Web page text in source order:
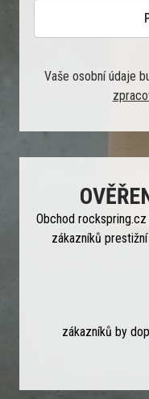
Vaše osobní údaje
Obchod
zákazníků prestižní
zákazníků by